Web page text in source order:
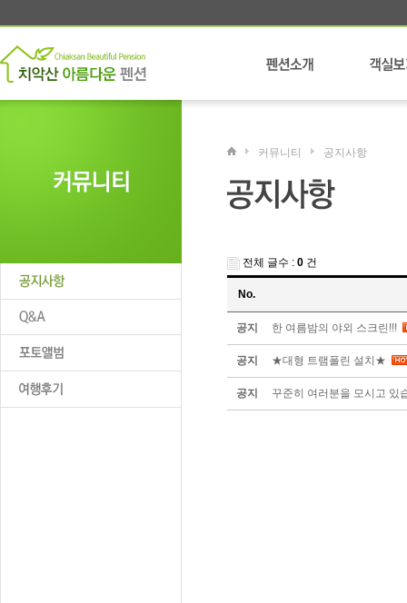
커뮤니티 공지사항
전체 글수 : 0 건
No.
공지 한 여름밤의 야외 스크린!!!
공지 ★대형 트램폴린 설치★
공지 꾸준히 여러분을 모시고 있